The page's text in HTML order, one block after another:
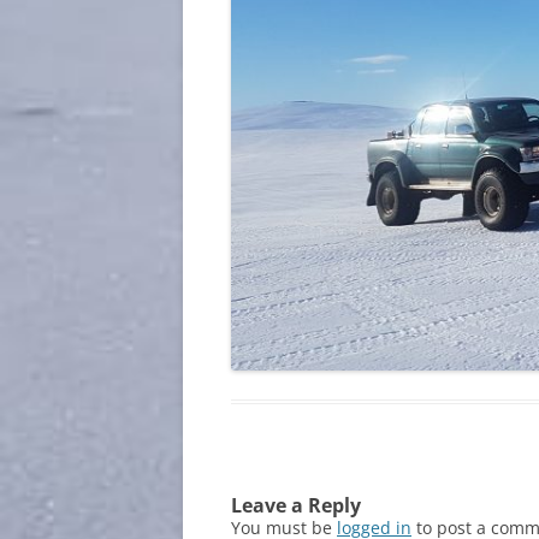
Leave a Reply
You must be logged in to post a